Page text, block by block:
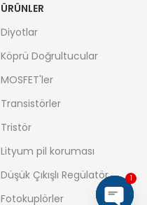
ÜRÜNLER
Diyotlar
Köprü Doğrultucular
MOSFET'ler
Transistörler
Tristör
Lityum pil koruması
Düşük Çıkışlı Regülatör
Fotokuplörler
1